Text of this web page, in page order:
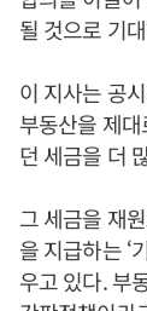
될 것으로 기
이 지사는 공
부동산을 제
던 세금을 더
그 세금을 재
을 지급하는 ‘
우고 있다. 부